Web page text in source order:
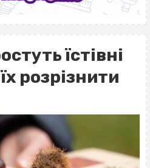
їстівні
розрізнити